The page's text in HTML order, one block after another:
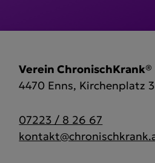
Verein ChronischKrank®
4470 Enns, Kirchenplatz 3
07223 / 8 26 67